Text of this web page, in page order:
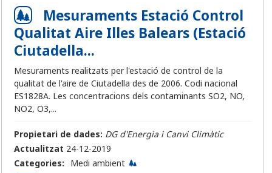
Mesuraments Estació Control
Qualitat Aire Illes Balears (Estació
Ciutadella...
Mesuraments realitzats per l'estació de control de la
qualitat de l'aire de Ciutadella des de 2006. Codi nacional
ES1828A. Les concentracions dels contaminants SO2, NO,
NO2, O3,...
Propietari de dades: DG d'Energia i Canvi Climàtic
Actualitzat 24-12-2019
Categories:
Medi ambient